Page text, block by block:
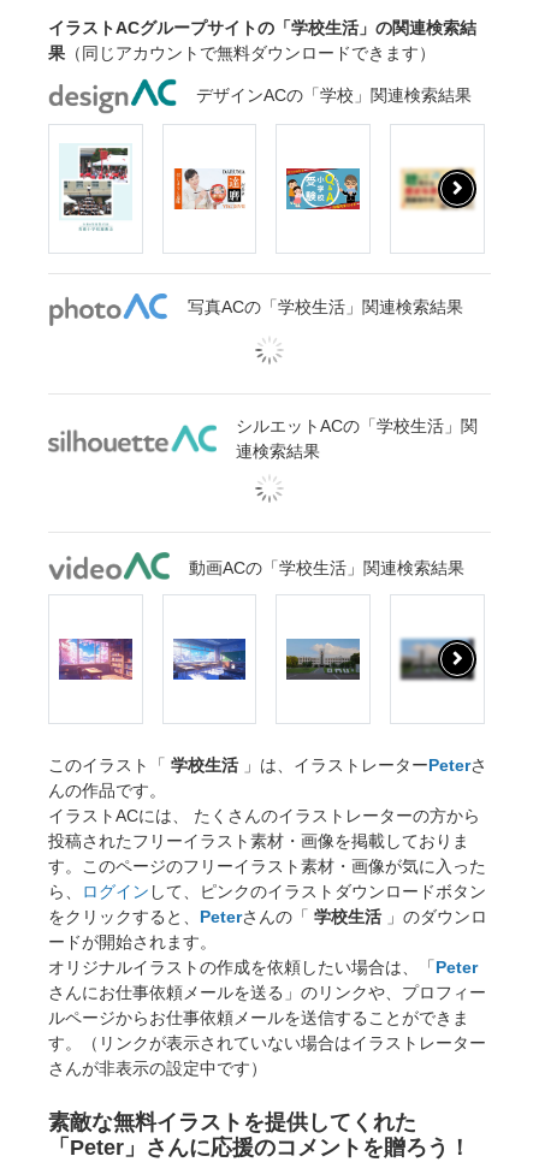
イラストACグループサイトの「学校生活」の関連検索結
果 （同じアカウントで無料ダウンロードできます）
デザインACの「学校」関連検索結果
写真ACの「学校生活」関連検索結果
シルエットACの「学校生活」関
連検索結果
動画ACの「学校生活」関連検索結果
このイラスト「 学校生活 」は、イラストレーターPeterさ
んの作品です。
イラストACには、 たくさんのイラストレーターの方から
投稿されたフリーイラスト素材・画像を掲載しておりま
す。このページのフリーイラスト素材・画像が気に入った
ら、
ログイン して、ピンクのイラストダウンロードボタン
をクリックすると、 Peterさんの「 学校生活 」のダウンロ
ードが開始されます。
オリジナルイラストの作成を依頼したい場合は、「Peter
さんにお仕事依頼メールを送る」のリンクや、プロフィー
ルページからお仕事依頼メールを送信することができま
す。（リンクが表示されていない場合はイラストレーター
さんが非表示の設定中です）
素敵な無料イラストを提供してくれた
「Peter」さんに応援のコメントを贈ろう！